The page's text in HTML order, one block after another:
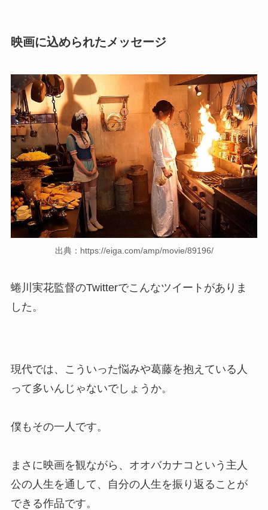
映画に込められたメッセージ
出典：https://eiga.com/amp/movie/89196/
蜷川実花監督のTwitterでこんなツイートがありま
した。
現代では、こういった悩みや葛藤を抱えている人
って多いんじゃないでしょうか。
僕もその一人です。
まさに映画を観ながら、オオバカナコという主人
公の人生を通して、自分の人生を振り返ることが
できる作品です。